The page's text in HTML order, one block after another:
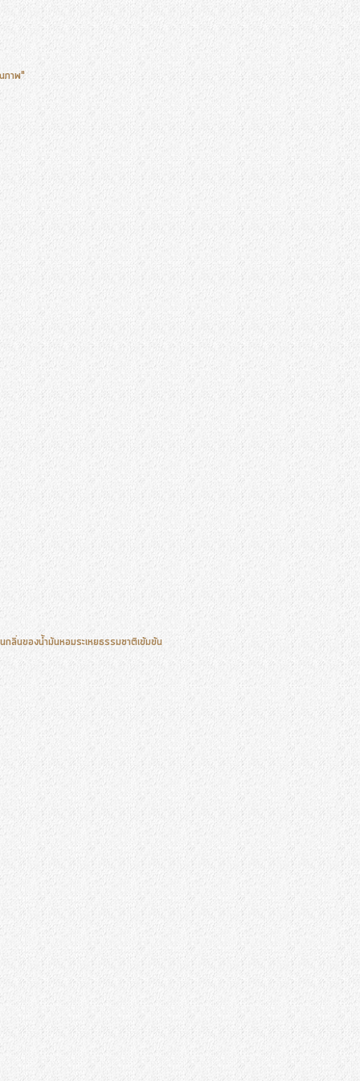
ภาพ"
ลิ่นของน้ำมันหอมระเหยธรรมชาติเข้มข้น